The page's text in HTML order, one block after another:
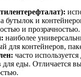
бутылок и
и прозрачностью.
наиболее
для контейнеров,
часто
для еды. Отличается